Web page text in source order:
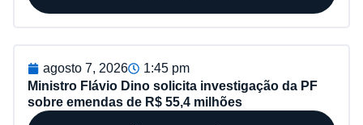
agosto 7, 2026
1:45 pm
Ministro Flávio Dino solicita investigação da PF
sobre emendas de R$ 55,4 milhões